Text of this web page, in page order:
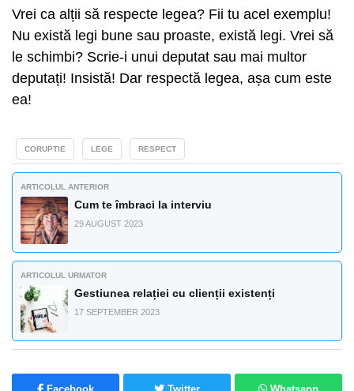
Vrei ca alții să respecte legea? Fii tu acel exemplu!
Nu există legi bune sau proaste, există legi. Vrei să
le schimbi? Scrie-i unui deputat sau mai multor
deputați! Insistă! Dar respectă legea, așa cum este
ea!
CORUPTIE LEGE RESPECT
ARTICOLUL ANTERIOR
Cum te îmbraci la interviu
29 AUGUST 2023
ARTICOLUL URMATOR
Gestiunea relației cu clienții existenți
17 SEPTEMBER 2023